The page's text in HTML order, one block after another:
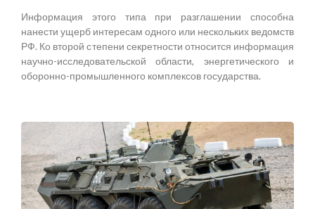
Информация этого типа при разглашении способна
нанести ущерб интересам одного или нескольких ведомств
РФ. Ко второй степени секретности относится информация
научно-исследовательской области, энергетического и
оборонно-промышленного комплексов государства.